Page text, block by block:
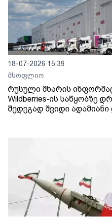
18-07-2026 15:39
მსოფლიო
რუსული მხარის
Wildberries-ის საწყობზე
შედეგად შვიდი ადამიანი